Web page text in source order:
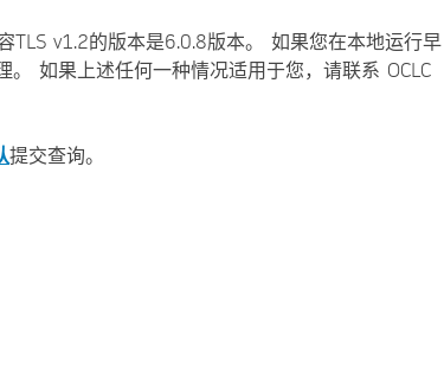
TLS v1.2的版本是6.0.8版本。 如果您在本地运行早
如果上述任何一种情况适用于您，请联系 OCLC
提交查询。